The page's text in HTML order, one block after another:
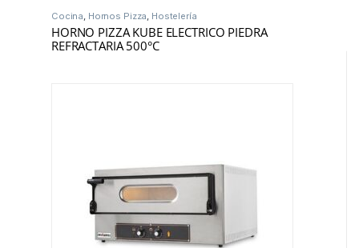
Cocina, Hornos Pizza, Hostelería
HORNO PIZZA KUBE ELECTRICO PIEDRA
REFRACTARIA 500°C